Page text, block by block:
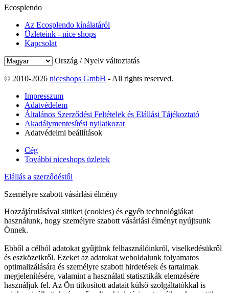
Ecosplendo
Az Ecosplendo kínálatáról
Üzleteink - nice shops
Kapcsolat
Ország / Nyelv változtatás
© 2010-2026 niceshops GmbH - All rights reserved.
Impresszum
Adatvédelem
Általános Szerződési Feltételek és Elállási Tájékoztató
Akadálymentesítési nyilatkozat
Adatvédelmi beállítások
Cég
További niceshops üzletek
Elállás a szerződéstől
Személyre szabott vásárlási élmény
Hozzájárulásával sütiket (cookies) és egyéb technológiákat
használunk, hogy személyre szabott vásárlási élményt nyújtsunk
Önnek.
Ebből a célból adatokat gyűjtünk felhasználóinkról, viselkedésükről
és eszközeikről. Ezeket az adatokat weboldalunk folyamatos
optimalizálására és személyre szabott hirdetések és tartalmak
megjelenítésére, valamint a használati statisztikák elemzésére
használjuk fel. Az Ön titkosított adatait külső szolgáltatókkal is